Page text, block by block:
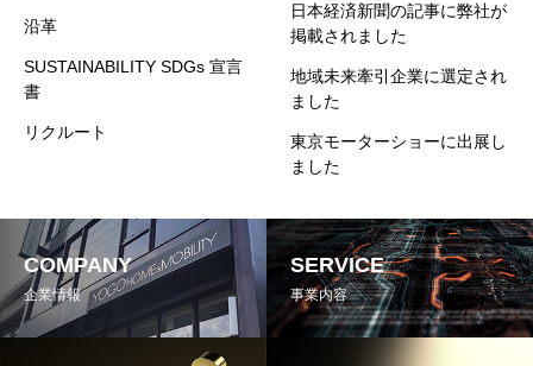
沿革
SUSTAINABILITY SDGs 宣言
書
リクルート
日本経済新聞の記事に弊社が
掲載されました
地域未来牽引企業に選定され
ました
東京モーターショーに出展し
ました
COMPANY
企業情報
SERVICE
事業内容